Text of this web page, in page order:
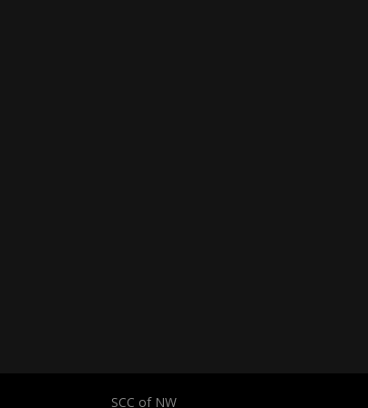
SCC of NW